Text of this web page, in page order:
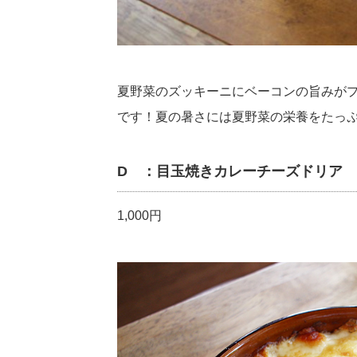
夏野菜のズッキーニにベーコンの旨みが
です！夏の暑さには夏野菜の栄養をたっ
D ：目玉焼きカレーチーズドリア
1,000円